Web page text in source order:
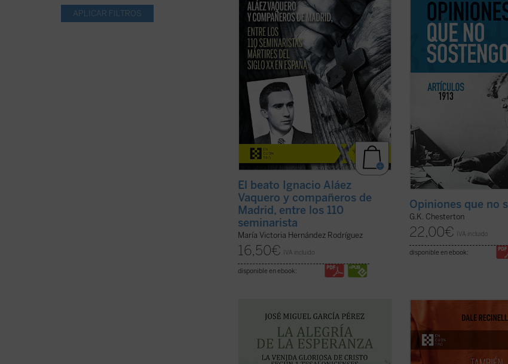
persecución del siglo XX en España. La
postuladora de su Causa de beatificación
presenta aquí una breve pero ...
(ver
ficha)
El beato Ignacio Aláez
Vaquero y compañeros de
Madrid, entre los 110
seminarista
María Victoria Hernández Rodríguez
16,50€ IVA incluido
disponible en ebook:
destacan los asuntos
implicación en casos de
gobierno británico marcó
en ...(ver ficha)
Opiniones que no
G.K. Chesterton
22,00€ IVA incluido
disponible en ebook:
El lector encontrará aquí una
investigación que devuelve a la palabra
paulina su tonalidad originaria, abierta a
la plenitud cristológica, y que constituye
una aportación decisiva para
Con una mirada profunda
nadie quiere mirar: el
detrás de una sentencia,
ningún tribunal alcanza a